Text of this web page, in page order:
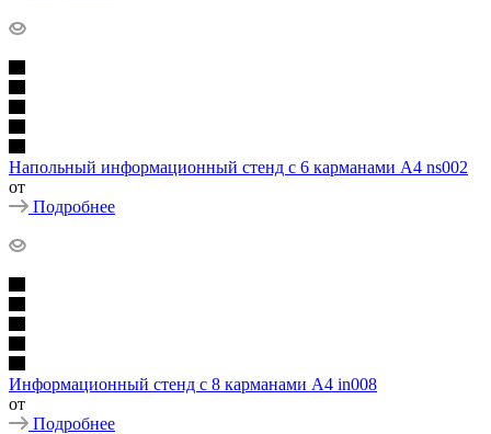
Напольный информационный стенд с 6 карманами А4 ns002
от
Подробнее
Информационный стенд с 8 карманами А4 in008
от
Подробнее